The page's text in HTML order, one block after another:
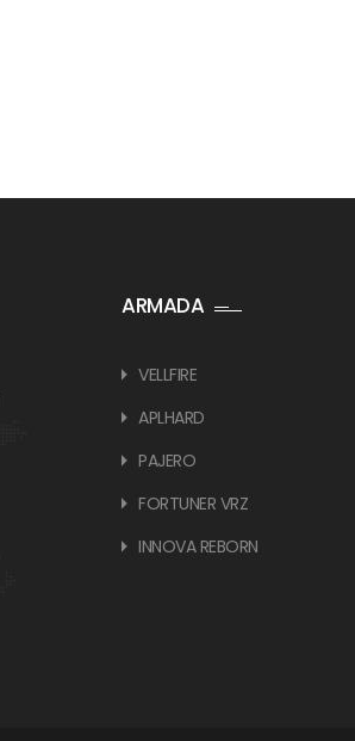
ARMADA
VELLFIRE
APLHARD
PAJERO
FORTUNER VRZ
INNOVA REBORN